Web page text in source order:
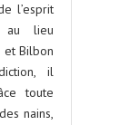
l’esprit
au lieu
et Bilbon
il
toute
nains,